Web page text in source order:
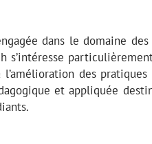
dans le domaine
s’intéresse
des pratiques
et appliquée